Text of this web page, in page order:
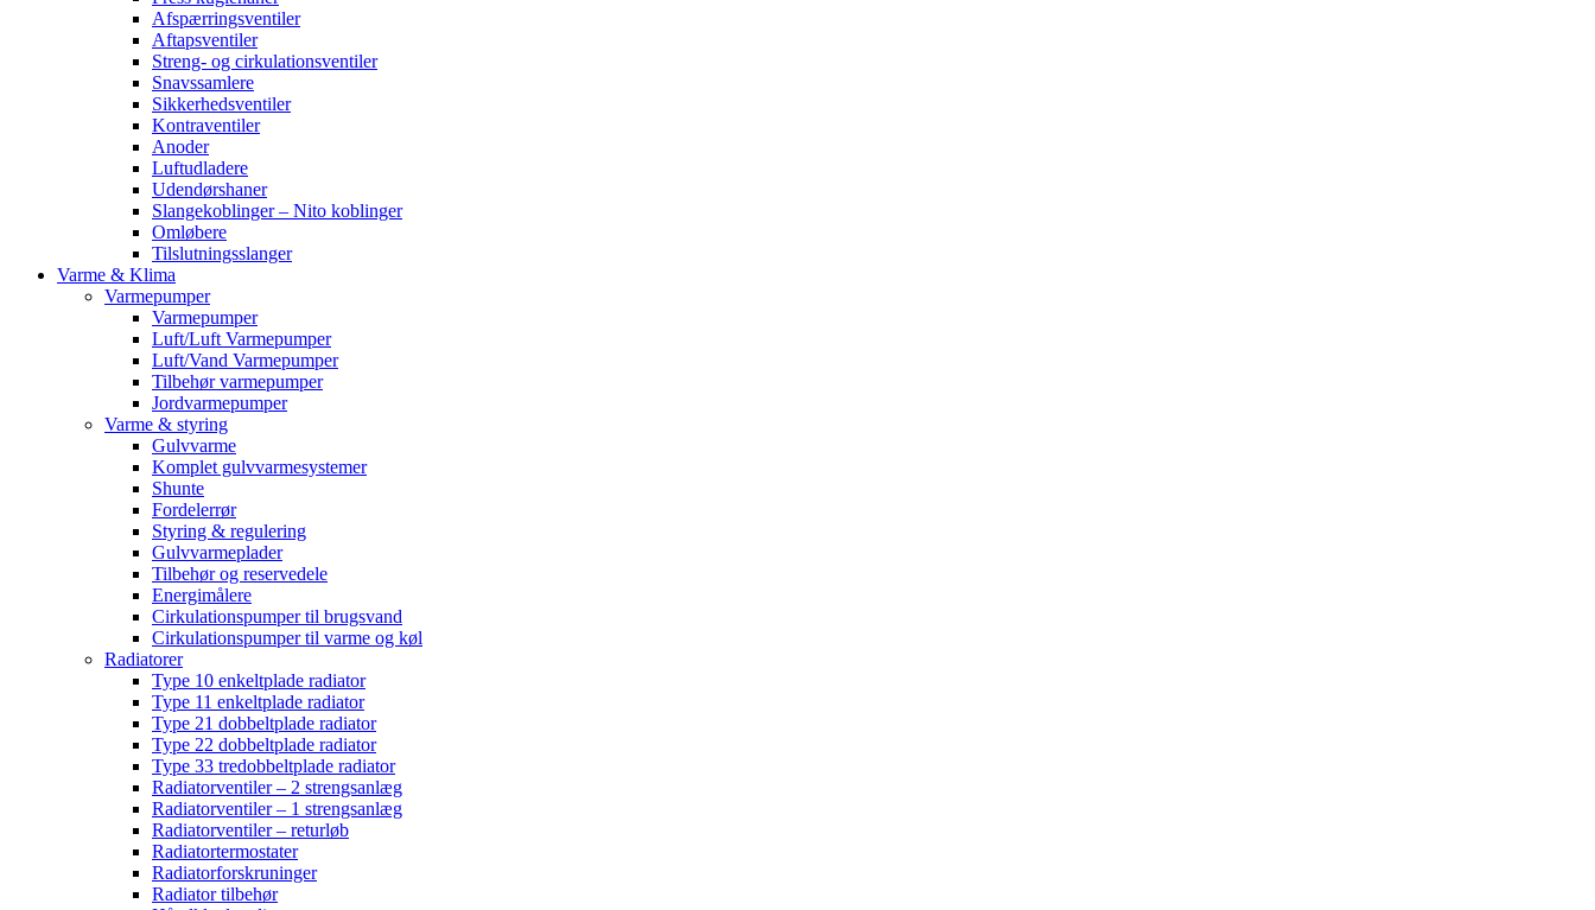
Afspærringsventiler
Aftapsventiler
Streng- og cirkulationsventiler
Snavssamlere
Sikkerhedsventiler
Kontraventiler
Anoder
Luftudladere
Udendørshaner
Slangekoblinger – Nito koblinger
Omløbere
Tilslutningsslanger
Varme & Klima
Varmepumper
Varmepumper
Luft/Luft Varmepumper
Luft/Vand Varmepumper
Tilbehør varmepumper
Jordvarmepumper
Varme & styring
Gulvvarme
Komplet gulvvarmesystemer
Shunte
Fordelerrør
Styring & regulering
Gulvvarmeplader
Tilbehør og reservedele
Energimålere
Cirkulationspumper til brugsvand
Cirkulationspumper til varme og køl
Radiatorer
Type 10 enkeltplade radiator
Type 11 enkeltplade radiator
Type 21 dobbeltplade radiator
Type 22 dobbeltplade radiator
Type 33 tredobbeltplade radiator
Radiatorventiler – 2 strengsanlæg
Radiatorventiler – 1 strengsanlæg
Radiatorventiler – returløb
Radiatortermostater
Radiatorforskruninger
Radiator tilbehør